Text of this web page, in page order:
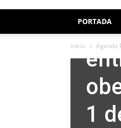
PORTADA
Inicio Agenda
Agenda
En
1